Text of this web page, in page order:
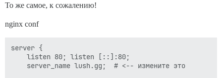
То же самое, к сожалению!
nginx conf
server {
    listen 80; listen [::]:80;
    server_name lush.gg;  # <-- измените это